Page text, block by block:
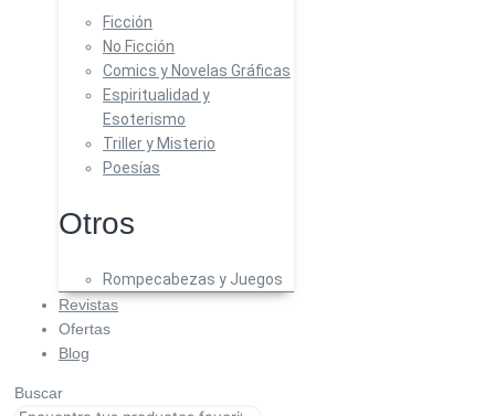
Ficción
No Ficción
Comics y Novelas Gráficas
Espiritualidad y
Esoterismo
Triller y Misterio
Poesías
Otros
Rompecabezas y Juegos
Revistas
Ofertas
Blog
Buscar